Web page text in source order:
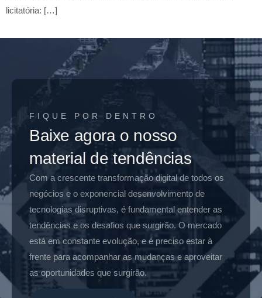
licitatória: […]
FIQUE POR DENTRO
Baixe agora o nosso
material de tendências
Com a crescente transformação digital de todos os
negócios e o exponencial desenvolvimento de
tecnologias disruptivas, é fundamental entender as
tendências e os desafios que surgirão. O mercado
está em constante evolução, e é preciso estar à
frente para acompanhar as mudanças e aproveitar
as oportunidades que surgirão.